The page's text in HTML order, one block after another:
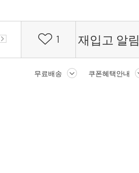
1 재입고 알림
무료배송 쿠폰혜택안내